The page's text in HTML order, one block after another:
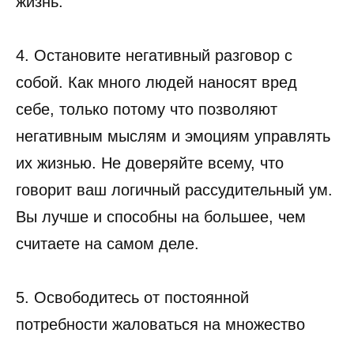
4. Остановите негативный разговор с
собой. Как много людей наносят вред
себе, только потому что позволяют
негативным мыслям и эмоциям управлять
их жизнью. Не доверяйте всему, что
говорит ваш логичный рассудительный ум.
Вы лучше и способны на большее, чем
считаете на самом деле.
5. Освободитесь от постоянной
потребности жаловаться на множество